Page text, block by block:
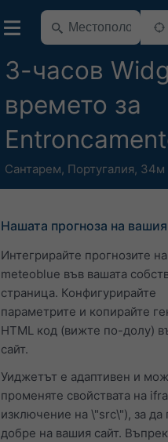
3-часов
времето за
Сантарем, Португалия, 34м
Нашата прогноза на
Интегрирайте прогнозите на
meteoblue във вашата
страница. Конфигурирайте
параметрите и копирайте
HTML код (вижте по-долу)
сайт.
Уиджетът е адаптивен и
променяте свойствата на
изключение на \"src\"), за да
добре на вашия сайт.